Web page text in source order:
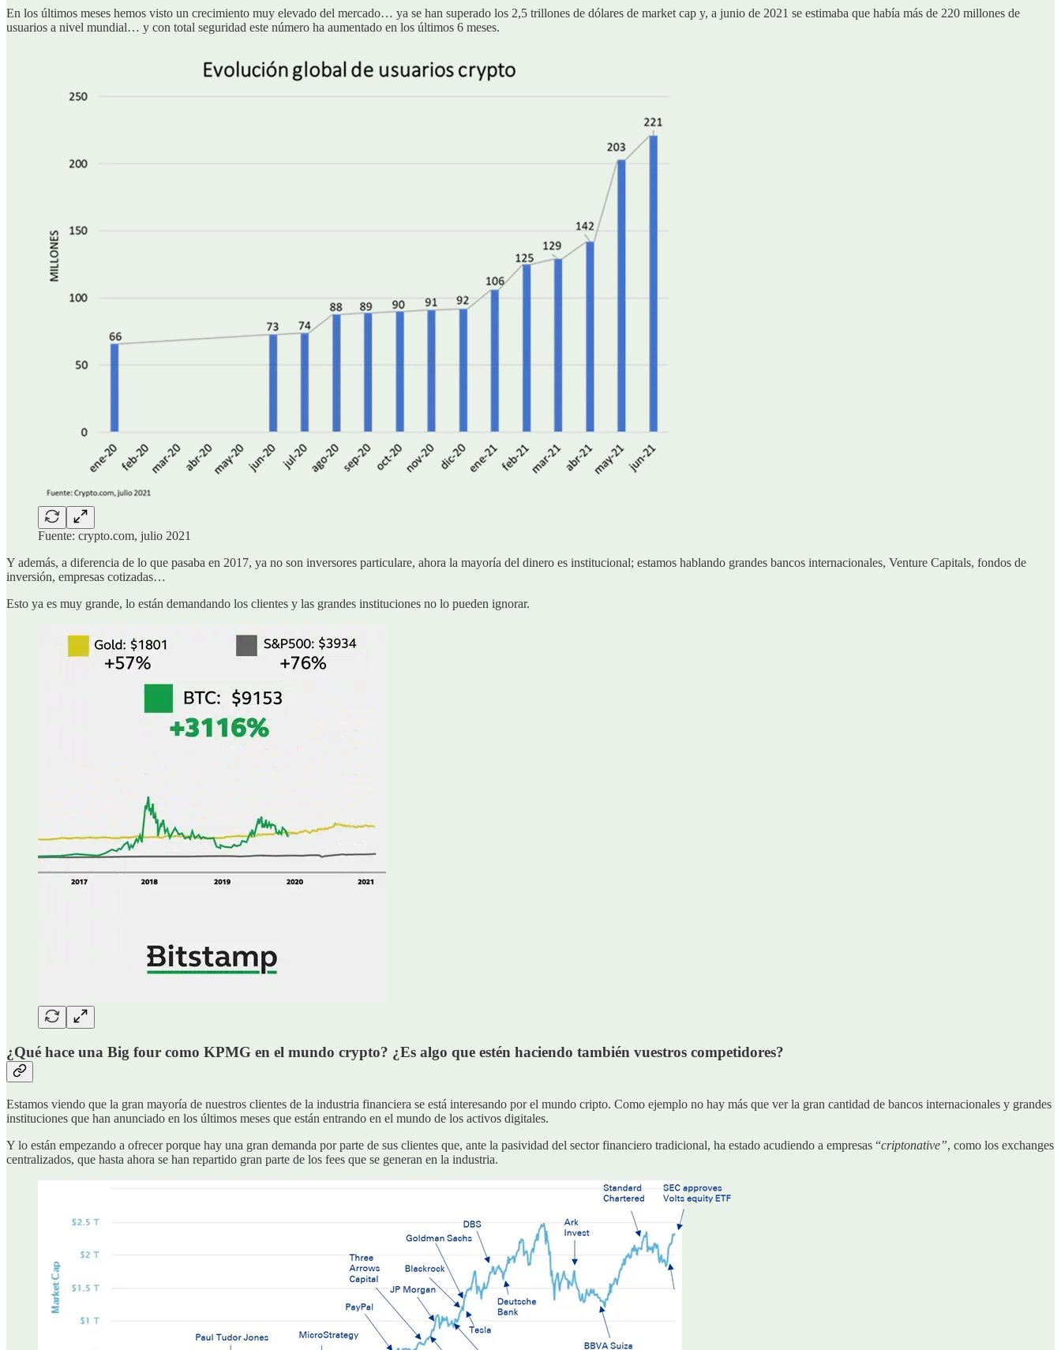
En los últimos meses hemos visto un crecimiento muy elevado del mercado… ya se han superado los 2,5 trillones de dólares de market cap y, a junio de 2021 se estimaba que había más de 220 millones de
usuarios a nivel mundial… y con total seguridad este número ha aumentado en los últimos 6 meses.
Fuente: crypto.com, julio 2021
Y además, a diferencia de lo que pasaba en 2017, ya no son inversores particulare, ahora la mayoría del dinero es institucional; estamos hablando grandes bancos internacionales, Venture Capitals, fondos de
inversión, empresas cotizadas…
Esto ya es muy grande, lo están demandando los clientes y las grandes instituciones no lo pueden ignorar.
¿Qué hace una Big four como KPMG en el mundo crypto? ¿Es algo que estén haciendo también vuestros competidores?
Estamos viendo que la gran mayoría de nuestros clientes de la industria financiera se está interesando por el mundo cripto. Como ejemplo no hay más que ver la gran cantidad de bancos internacionales y grandes
instituciones que han anunciado en los últimos meses que están entrando en el mundo de los activos digitales.
Y lo están empezando a ofrecer porque hay una gran demanda por parte de sus clientes que, ante la pasividad del sector financiero tradicional, ha estado acudiendo a empresas “criptonative”, como los exchanges
centralizados, que hasta ahora se han repartido gran parte de los fees que se generan en la industria.